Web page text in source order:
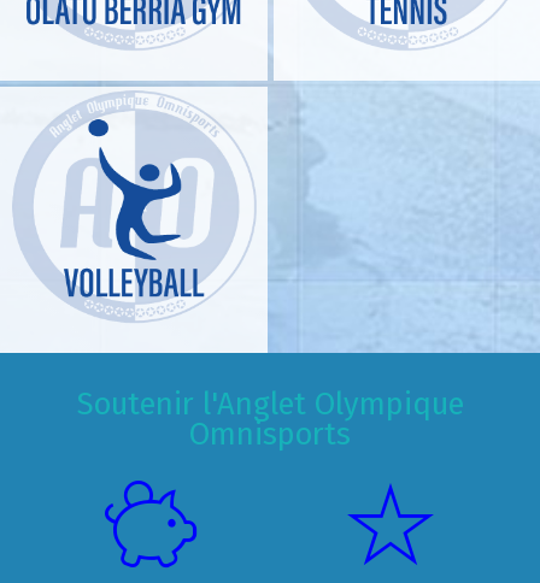
Soutenir l'Anglet Olympique
Omnisports